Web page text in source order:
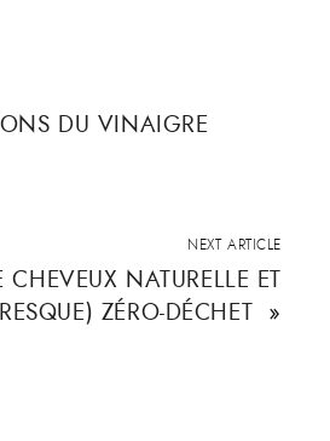
DU VINAIGRE
NEXT ARTICLE
NATURELLE ET
ZÉRO-DÉCHET »